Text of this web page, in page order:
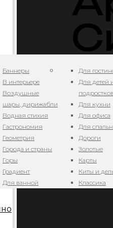
Баннеры
В интерьере
Воздушные
шары, дирижабли
Водная стихия
Гастрономия
Геометрия
Города и страны
Горы
Градиент
Для ванной
Для
Для детей
подростков
Для кухни
Для офиса
Для
Дороги
Золотые
Карты
Киты и
Классика
Цвет на